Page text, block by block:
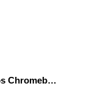
Dale una oportunidad a los Chromebooks y utiliza un proyector para realizar talleres si no tienes pantallas táctiles